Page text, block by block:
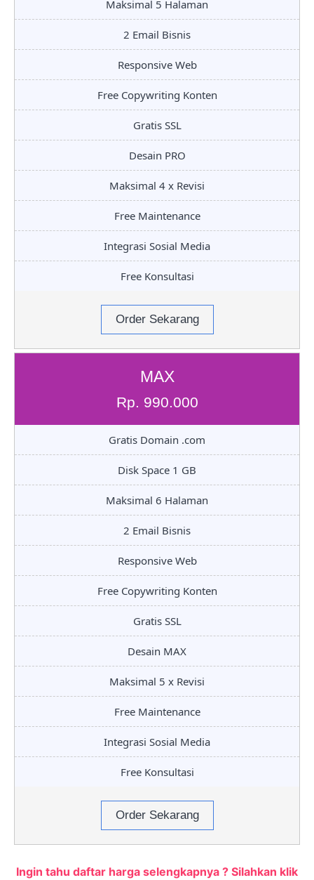
Maksimal 5 Halaman
2 Email Bisnis
Responsive Web
Free Copywriting Konten
Gratis SSL
Desain PRO
Maksimal 4 x Revisi
Free Maintenance
Integrasi Sosial Media
Free Konsultasi
Order Sekarang
MAX
Rp. 990.000
Gratis Domain .com
Disk Space 1 GB
Maksimal 6 Halaman
2 Email Bisnis
Responsive Web
Free Copywriting Konten
Gratis SSL
Desain MAX
Maksimal 5 x Revisi
Free Maintenance
Integrasi Sosial Media
Free Konsultasi
Order Sekarang
Ingin tahu daftar harga selengkapnya ? Silahkan klik